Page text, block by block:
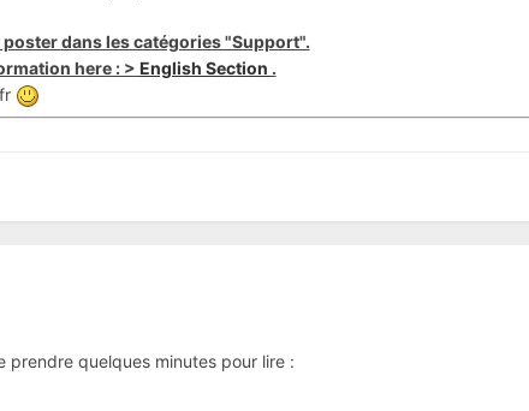
dans les catégories "Support".
here : > English Section .
prendre quelques minutes pour lire :